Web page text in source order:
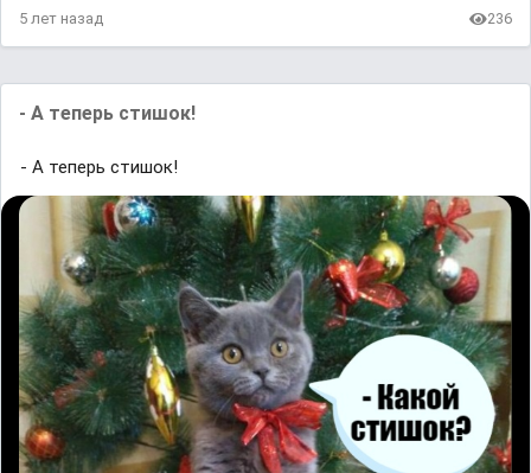
5 лет назад 236
- А теперь стишок!
- А теперь стишок!